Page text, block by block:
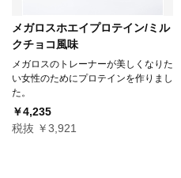
メガロスホエイプロテイン/ミル
クチョコ風味
メガロスのトレーナーが美しくなりた
い女性のためにプロテインを作りまし
た。
￥4,235
税抜 ￥3,921